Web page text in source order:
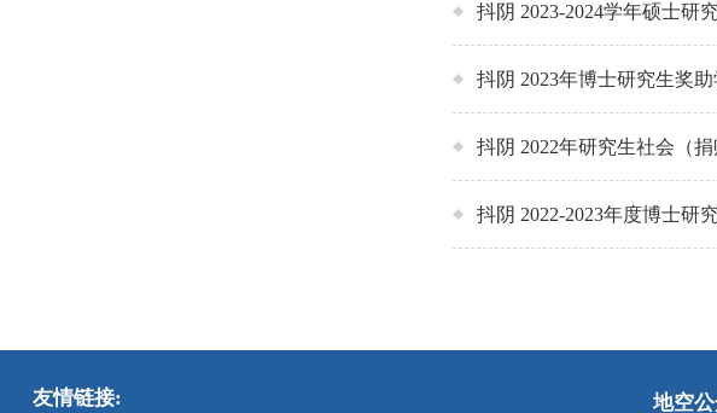
抖阴 2023-2024学年硕士研
抖阴 2023年博士研究生奖
抖阴 2022年研究生社会（
抖阴 2022-2023年度博士研
友情链接: 地空